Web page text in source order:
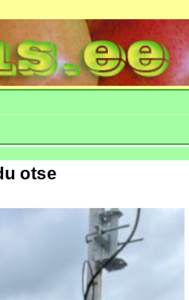
otse